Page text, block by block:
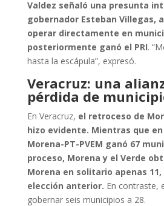
Valdez señaló una presunta
gobernador Esteban Villegas,
operar directamente en
posteriormente ganó el PRI.
hasta la escápula”, expresó.
Veracruz: una
pérdida de
En Veracruz, el retroceso de
hizo evidente. Mientras que en
Morena-PT-PVEM ganó 67
proceso, Morena y el Verde
Morena en solitario apenas
elección anterior. En contraste,
gobernar seis municipios a 28.